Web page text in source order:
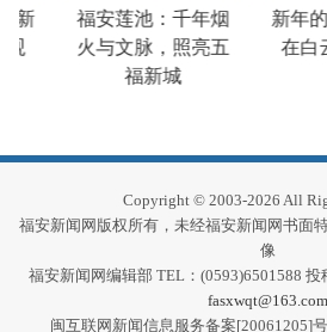
福安莲池：千年烟
火与文脉，照亮五
福新城
新年的
在白
Copyright © 2003-2026 All
福安新闻网版权所有，未经福安新闻网书面
像
福安新闻网编辑部 TEL：(0593)6501588 投
fasxwqt@163.com
闽互联网新闻信息服务备案[20061205]号